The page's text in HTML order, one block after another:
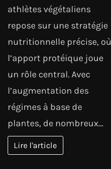
athlètes végétaliens
repose sur une stratégie
nutritionnelle précise, où
l’apport protéique joue
un rôle central. Avec
l’augmentation des
régimes à base de
plantes, de nombreux…
Lire l'article